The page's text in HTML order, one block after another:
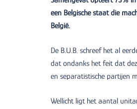
een Belgische staat die
België.
De B.U.B. schreef het al
dat ondanks het feit dat
en separatistische partijen
Wellicht ligt het aantal